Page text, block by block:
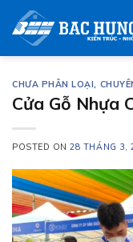
content
CHƯA PHÂN LOẠI,
Cửa Gỗ Nhựa
POSTED ON28 THÁNG 3,